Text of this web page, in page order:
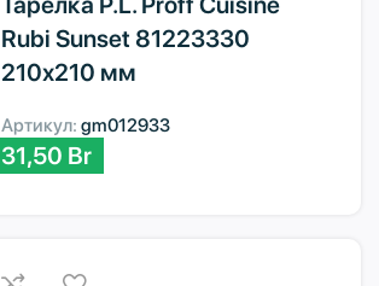
Rubi Sunset 81223330
210х210 мм
Артикул:gm012933
31,50 Br